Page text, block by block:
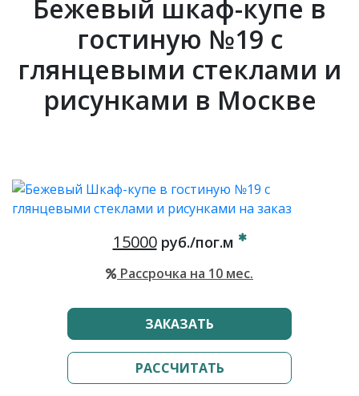
Бежевый шкаф-купе в
гостиную №19 с
глянцевыми стеклами и
рисунками в Москве
15000руб./пог.м
Рассрочка на 10 мес.
ЗАКАЗАТЬ
РАССЧИТАТЬ